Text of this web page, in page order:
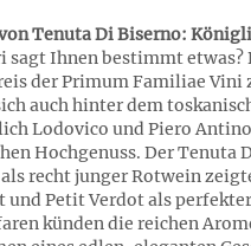
Tenuta Di Biserno:
sagt Ihnen bestimmt etwas?
der Primum Familiae
auch hinter dem
Lodovico und Piero
Hochgenuss. Der
recht junger Rotwein
und Petit Verdot als
künden die reichen